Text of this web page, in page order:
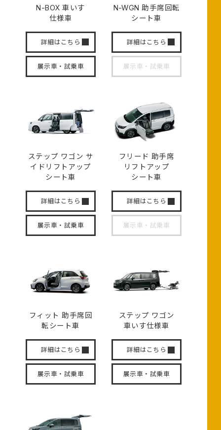
N-BOX車いす
仕様車
詳細はこちら
展示車・試乗車
N-WGN 助手席回転
シート車
詳細はこちら
展示車・試乗車
ステップ ワゴン サ
イド リフトアップ
シート車
詳細はこちら
展示車・試乗車
フリード 助手席
リフトアップ
シート車
詳細はこちら
展示車・試乗車
フィット 助手席回
転シート車
詳細はこちら
展示車・試乗車
ステップ ワゴン
車いす仕様車
詳細はこちら
展示車・試乗車